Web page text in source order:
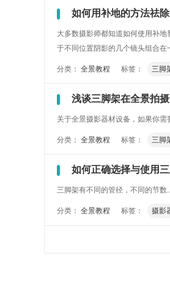
如何用补地的方法祛
大多数摄影师都知道如何使用补
于不同位置阴影的几个镜头组合在
分类： 全景教程 标签： 三脚
浅谈三脚架在全景拍
关于全景摄影器材设备，如果你需
分类： 全景教程 标签： 三脚
如何正确选择与使用
三脚架有不同的管径，不同的节数
分类： 全景教程 标签： 摄影